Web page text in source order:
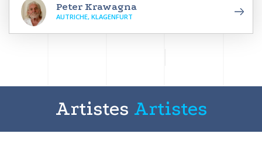
Peter Krawagna
AUTRICHE, KLAGENFURT
Artistes Artistes